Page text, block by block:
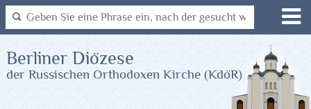
Berliner Diözese
der Russischen Orthodoxen Kirche (KdöR)